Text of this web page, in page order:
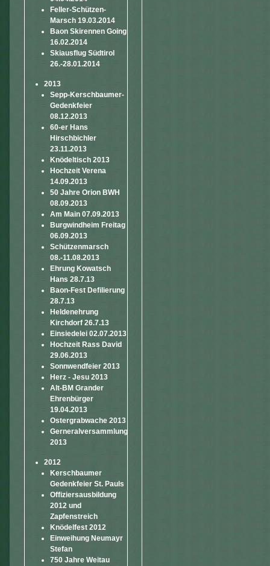
Feller-Schützen-
Marsch 19.03.2014
Baon Skirennen Going
16.02.2014
Skiausflug Südtirol
26.-28.01.2014
2013
Sepp-Kerschbaumer-
Gedenkfeier
08.12.2013
60-er Hans
Hirschbichler
23.11.2013
Knödeltisch 2013
Hochzeit Verena
14.09.2013
50 Jahre Orion BWH
08.09.2013
Am Main 07.09.2013
Burgwindheim Freitag
06.09.2013
Schützenmarsch
08.-11.08.2013
Ehrung Kowatsch
Hans 28.7.13
Baon-Fest Defilierung
28.7.13
Heldenehrung
Kirchdorf 26.7.13
Einsiedelei 02.07.2013
Hochzeit Rass David
29.06.2013
Sonnwendfeier 2013
Herz - Jesu 2013
Alt-BM Grander
Ehrenbürger
19.04.2013
Ostergrabwache 2013
Gerneralversammlung
2013
2012
Kerschbaumer
Gedenkfeier St. Pauls
Offiziersausbildung
2012 und
Zapfenstreich
Knödelfest 2012
Einweihung Neumayr
Stefan
750 Jahre Weitau